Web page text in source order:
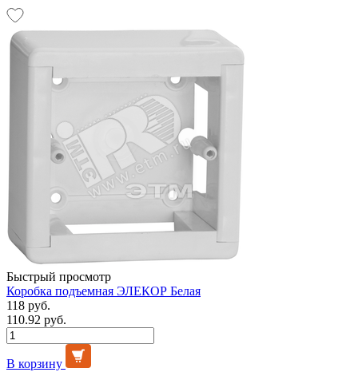
Быстрый просмотр
Коробка подъемная ЭЛЕКОР Белая
118 руб.
110.92 руб.
В корзину